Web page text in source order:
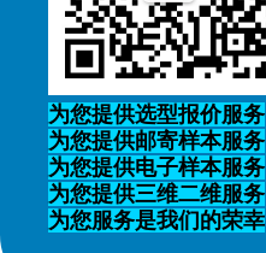
为您提供选型报价服务
为您提供邮寄样本服务
为您提供电子样本服务
为您提供三维二维服务
为您服务是我们的荣幸